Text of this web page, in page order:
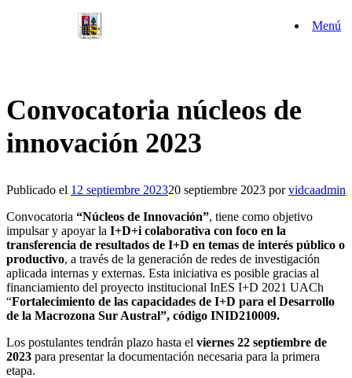
Menú
Convocatoria núcleos de
innovación 2023
Publicado el 12 septiembre 202320 septiembre 2023 porvidcaadmin
Convocatoria “Núcleos de Innovación”, tiene como objetivo
impulsar y apoyar la I+D+i colaborativa con foco en la
transferencia de resultados de I+D en temas de interés público o
productivo, a través de la generación de redes de investigación
aplicada internas y externas. Esta iniciativa es posible gracias al
financiamiento del proyecto institucional InES I+D 2021 UACh
“Fortalecimiento de las capacidades de I+D para el Desarrollo
de la Macrozona Sur Austral”, código INID210009.
Los postulantes tendrán plazo hasta el viernes 22 septiembre de
2023 para presentar la documentación necesaria para la primera
etapa.